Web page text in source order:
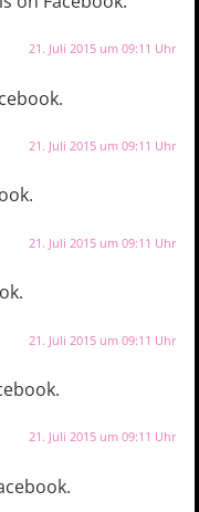
21. Juli 2015 um 09:11 Uhr
21. Juli 2015 um 09:11 Uhr
21. Juli 2015 um 09:11 Uhr
21. Juli 2015 um 09:11 Uhr
21. Juli 2015 um 09:11 Uhr